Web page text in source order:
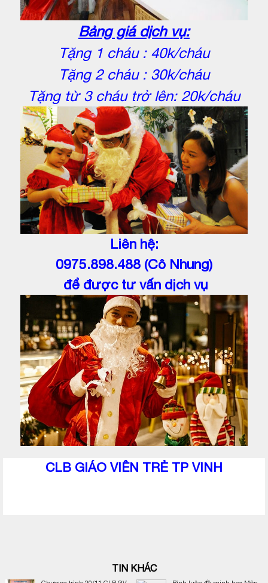
Bảng giá dịch vụ:
Tặng 1 cháu : 40k/cháu
Tặng 2 cháu : 30k/cháu
Tặngtừ 3 cháu trở lên: 20k/cháu
Liên hệ:
0975.898.488 (Cô Nhung)
để được tư vấn dịch vụ
CLB GIÁO VIÊN TRẺ TP VINH
TIN KHÁC